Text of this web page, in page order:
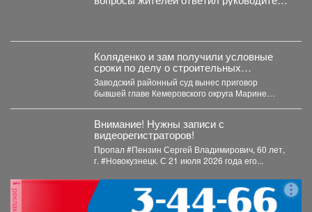
администрации Куйбышевского района
Коляденко и зам получили условные
сроки по делу о строительных
махинациях
Заводский районный суд вынес приговор
бывшей главе Кемеровского округа Марине
Внимание! Нужны записи с
видеорегистраторов!
Пропал #Пензин Сергей Владимирович, 60 лет,
г. #Новокузнецк. С 21 июля 2026 года его...
реклама